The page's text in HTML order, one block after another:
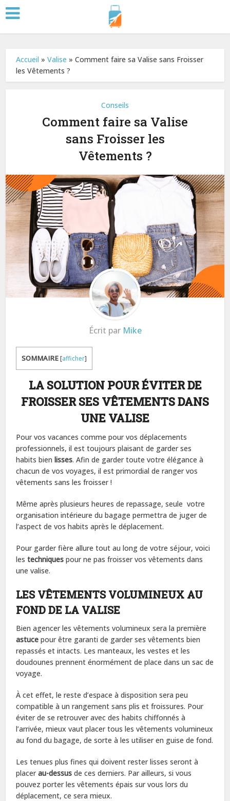
Accueil »Valise »Comment faire sa Valise sans Froisser
les Vêtements ?
Conseils
Comment faire sa Valise
sans Froisser les
Vêtements ?
Écrit par Mike
SOMMAIRE[afficher]
LA SOLUTION POUR ÉVITER DE
FROISSER SES VÊTEMENTS DANS
UNE VALISE
Pour vos vacances comme pour vos déplacements
professionnels, il est toujours plaisant de garder ses
habits bienlisses. Afin de garder toute votre élégance à
chacun de vos voyages, il est primordial de ranger vos
vêtements sans les froisser !
Même après plusieurs heures de repassage, seule votre
organisation intérieure du bagage permettra de juger de
l’aspect de vos habits après le déplacement.
Pour garder fière allure tout au long de votre séjour, voici
lestechniques pour ne pas froisser vos vêtements dans
une valise.
LES VÊTEMENTS VOLUMINEUX AU
FOND DE LA VALISE
Bien agencer les vêtements volumineux sera la première
astuce pour être garanti de garder ses vêtements bien
repassés et intacts. Les manteaux, les vestes et les
doudounes prennent énormément de place dans un sac de
voyage.
À cet effet, le reste d’espace à disposition sera peu
compatible à un rangement sans plis et froissures. Pour
éviter de se retrouver avec des habits chiffonnés à
l’arrivée, mieux vaut placer tous les vêtements volumineux
au fond du bagage, de sorte à les utiliser en guise de fond.
Les tenues plus fines qui doivent rester lisses seront à
placerau-dessus de ces derniers. Par ailleurs, si vous
pouvez porter les vêtements épais sur vous lors du
déplacement, ce sera mieux.